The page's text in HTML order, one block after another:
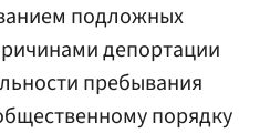
подложных
депортации
пребывания
порядку